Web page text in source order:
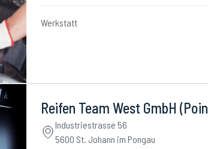
Werkstatt
Reifen Team West GmbH
Industriestrasse 56
5600 St. Johann im Pongau